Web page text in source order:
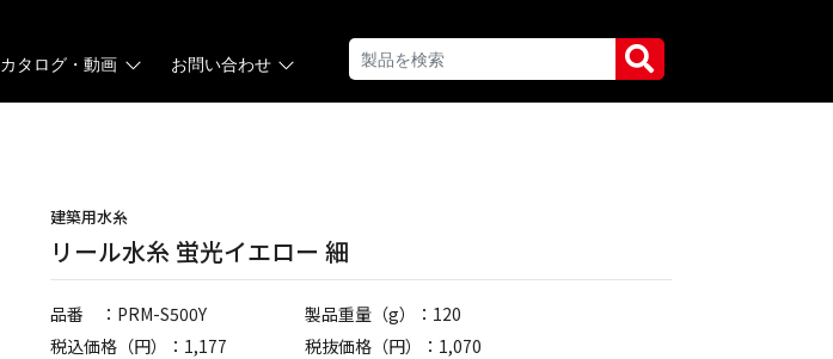
カタログ・動画 お問い合わせ
建築用水糸
リール水糸 蛍光イエロー 細
品番 ：PRM-S500Y
製品重量（g）：120
税込価格（円）：1,177
税抜価格（円）：1,070